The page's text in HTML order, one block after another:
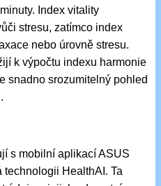
Index vitality
stresu, zatímco index
nebo úrovně stresu.
k výpočtu indexu harmonie
snadno srozumitelný pohled
s mobilní aplikací ASUS
technologii HealthAI. Ta